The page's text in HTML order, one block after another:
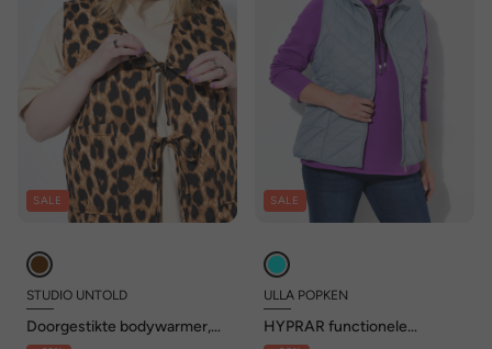
SALE
STUDIO UNTOLD
Doorgestikte bodywarmer,
A-lijn, luipaard, sluiting met
SALE
ULLA POPKEN
HYPRAR functionele
doorgestikte bodywarmer,